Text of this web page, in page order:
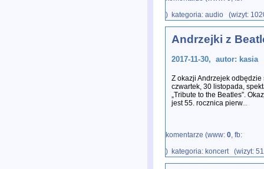
) kategoria: audio (wizyt:
Andrzejki z
2017-11-30, autor: kasia
Z okazji Andrzejek odbędzie
czwartek, 30 listopada,
„Tribute to the Beatles”.
jest 55. rocznica pierw...
komentarze (www: 0, fb:
) kategoria: koncert (wizyt: